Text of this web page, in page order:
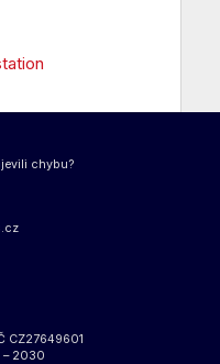
chybu?
CZ27649601
2030